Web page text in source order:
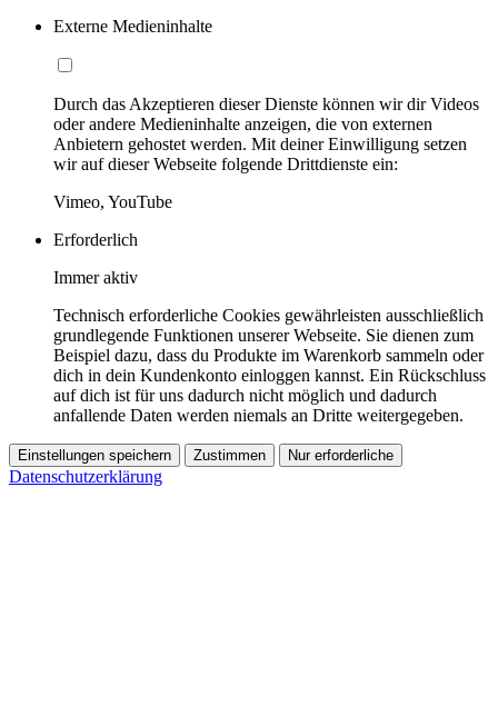
Externe Medieninhalte
Durch das Akzeptieren dieser Dienste können wir dir Videos
oder andere Medieninhalte anzeigen, die von externen
Anbietern gehostet werden. Mit deiner Einwilligung setzen
wir auf dieser Webseite folgende Drittdienste ein:
Vimeo, YouTube
Erforderlich
Immer aktiv
Technisch erforderliche Cookies gewährleisten ausschließlich
grundlegende Funktionen unserer Webseite. Sie dienen zum
Beispiel dazu, dass du Produkte im Warenkorb sammeln oder
dich in dein Kundenkonto einloggen kannst. Ein Rückschluss
auf dich ist für uns dadurch nicht möglich und dadurch
anfallende Daten werden niemals an Dritte weitergegeben.
Einstellungen speichern Zustimmen Nur erforderliche
Datenschutzerklärung